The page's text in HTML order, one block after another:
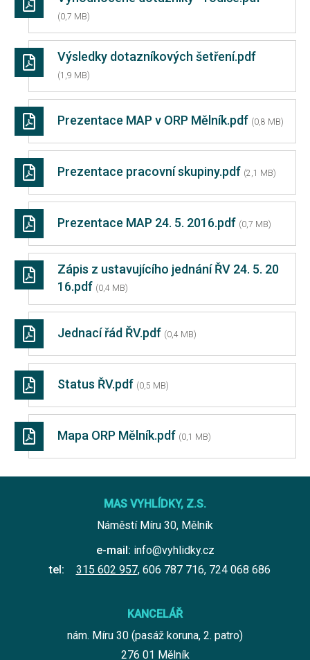
(0,7 MB)
Výsledky dotazníkových šetření.pdf
(1,9 MB)
Prezentace MAP v ORP Mělník.pdf (0,8 MB)
Prezentace pracovní skupiny.pdf (2,1 MB)
Prezentace MAP 24. 5. 2016.pdf (0,7 MB)
Zápis z ustavujícího jednání ŘV 24. 5. 20
16.pdf (0,4 MB)
Jednací řád ŘV.pdf (0,4 MB)
Status ŘV.pdf (0,5 MB)
Mapa ORP Mělník.pdf (0,1 MB)
MAS VYHLÍDKY, Z.S.
Náměstí Míru 30, Mělník
e-mail: info@vyhlidky.cz
tel:
315 602 957, 606 787 716, 724 068 686
KANCELÁŘ
nám. Míru 30 (pasáž koruna, 2. patro)
276 01 Mělník